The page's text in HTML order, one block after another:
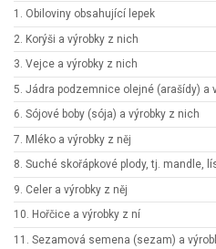
1. Obiloviny obsahující lepek
2. Korýši a výrobky z nich
3. Vejce a výrobky z nich
5. Jádra podzemnice olejné (arašídy) a
6. Sójové boby (sója) a výrobky z nich
7. Mléko a výrobky z něj
8. Suché skořápkové plody, tj. mandle,
9. Celer a výrobky z něj
10. Hořčice a výrobky z ní
11. Sezamová semena (sezam) a